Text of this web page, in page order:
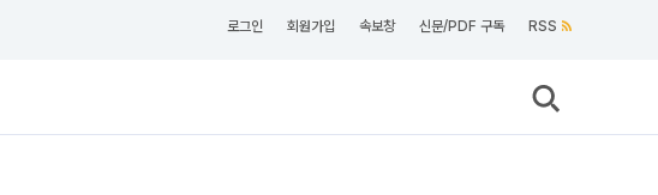
로그인 회원가입 속보창 신문/PDF 구독 RSS